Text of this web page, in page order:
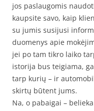
jos paslaugomis
kaupsite savo, kaip
su jumis susijusi
duomenys apie
jei po tam tikro laiko
istorija bus teigiama,
tarp kurių – ir
skirtų būtent jums.
Na, o pabaigai –